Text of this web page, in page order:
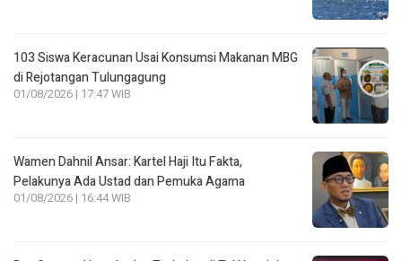
103 Siswa Keracunan Usai Konsumsi Makanan MBG
di Rejotangan Tulungagung
01/08/2026 | 17:47 WIB
Wamen Dahnil Ansar: Kartel Haji Itu Fakta,
Pelakunya Ada Ustad dan Pemuka Agama
01/08/2026 | 16:44 WIB